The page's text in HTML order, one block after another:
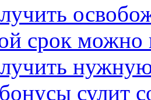
срок можно
сулит